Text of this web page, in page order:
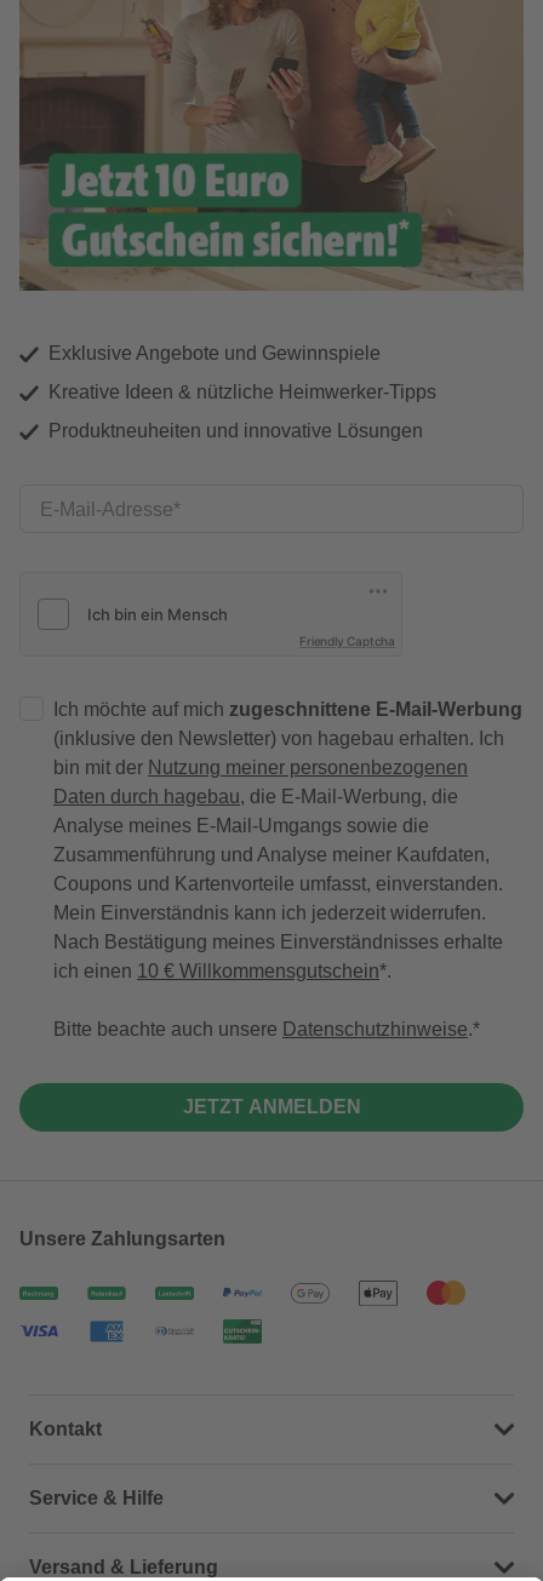
Exklusive Angebote und Gewinnspiele
Kreative Ideen & nützliche Heimwerker-Tipps
Produktneuheiten und innovative Lösungen
E-Mail-Adresse
Friendly Captcha
Ich möchte auf mich zugeschnittene E-Mail-Werbung
(inklusive den Newsletter) von hagebau erhalten. Ich
bin mit der Nutzung meiner personenbezogenen
Daten durch hagebau, die E-Mail-Werbung, die
Analyse meines E-Mail-Umgangs sowie die
Zusammenführung und Analyse meiner Kaufdaten,
Coupons und Kartenvorteile umfasst, einverstanden.
Mein Einverständnis kann ich jederzeit widerrufen.
Nach Bestätigung meines Einverständnisses erhalte
ich einen 10 € Willkommensgutschein*.
Bitte beachte auch unsere Datenschutzhinweise.
JETZT ANMELDEN
Unsere Zahlungsarten
Kontakt
Dein Kontakt zu uns
Service & Hilfe
Häufige Fragen (FAQ)
Versand & Lieferung